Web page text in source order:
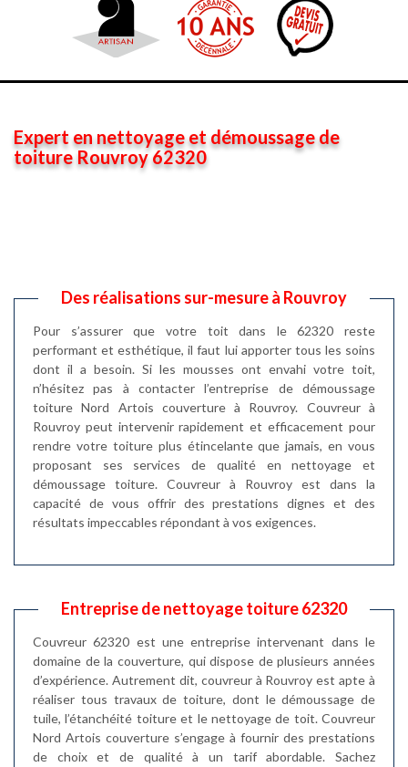
Expert en nettoyage et démoussage de
toiture Rouvroy 62320
Des réalisations sur-mesure à Rouvroy
Pour s’assurer que votre toit dans le 62320 reste
performant et esthétique, il faut lui apporter tous les soins
dont il a besoin. Si les mousses ont envahi votre toit,
n’hésitez pas à contacter l’entreprise de démoussage
toiture Nord Artois couverture à Rouvroy. Couvreur à
Rouvroy peut intervenir rapidement et efficacement pour
rendre votre toiture plus étincelante que jamais, en vous
proposant ses services de qualité en nettoyage et
démoussage toiture. Couvreur à Rouvroy est dans la
capacité de vous offrir des prestations dignes et des
résultats impeccables répondant à vos exigences.
Entreprise de nettoyage toiture 62320
Couvreur 62320 est une entreprise intervenant dans le
domaine de la couverture, qui dispose de plusieurs années
d’expérience. Autrement dit, couvreur à Rouvroy est apte à
réaliser tous travaux de toiture, dont le démoussage de
tuile, l’étanchéité toiture et le nettoyage de toit. Couvreur
Nord Artois couverture s’engage à fournir des prestations
de choix et de qualité à un tarif abordable. Sachez